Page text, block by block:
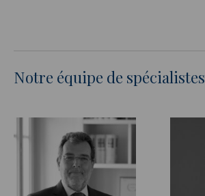
Notre équipe de spécialistes